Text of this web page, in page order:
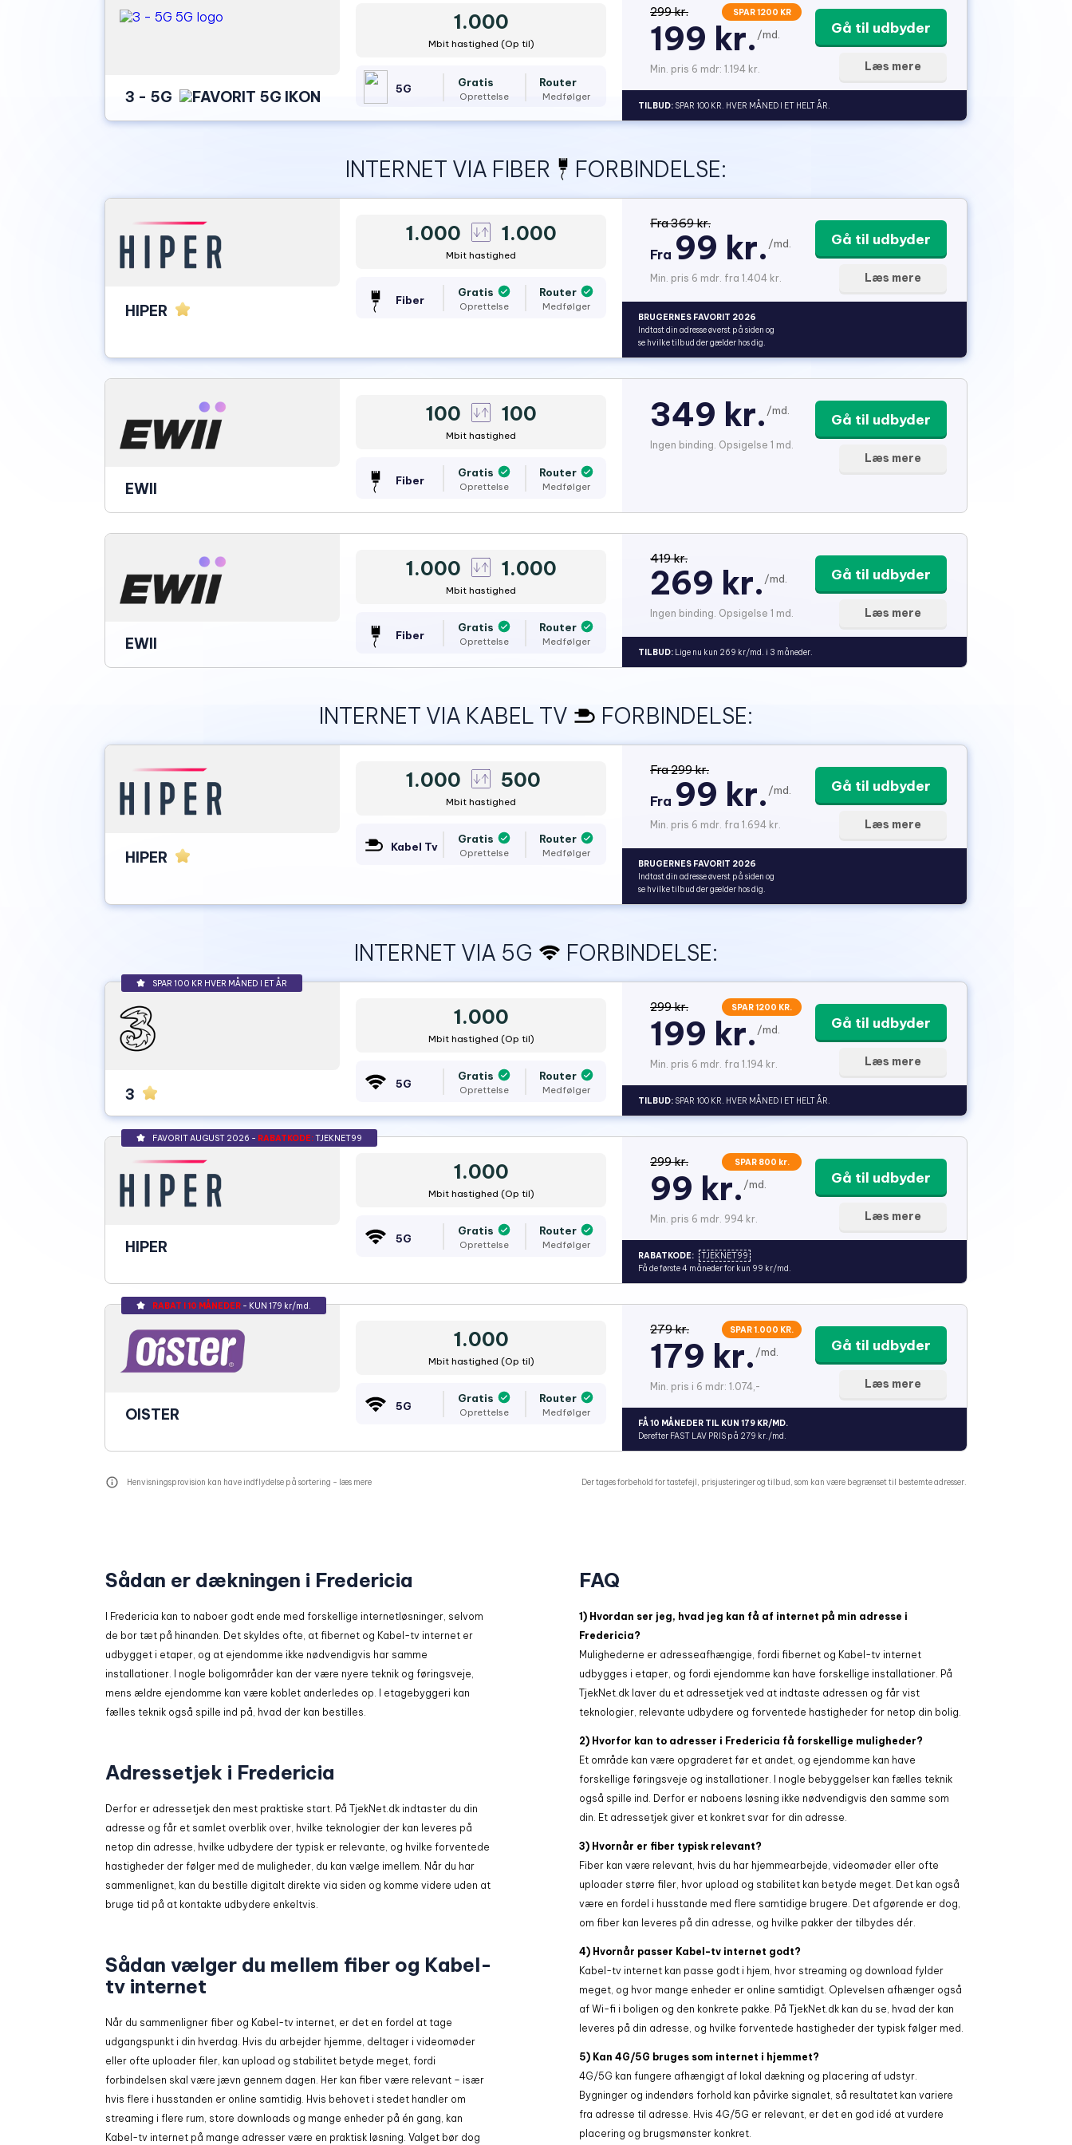
3 - 5G
1.000
Mbit hastighed (Op til)
5G Gratis
Oprettelse
Router
Medfølger
299 kr. SPAR 1200 KR
199 kr. /md.
Min. pris 6 mdr: 1.194 kr.
Gå til udbyder
Læs mere
TILBUD: SPAR 100 KR. HVER MÅNED I ET HELT ÅR.
INTERNET VIA FIBER FORBINDELSE:
HIPER
1.000 1.000
Mbit hastighed
Fiber
Gratis
Oprettelse
Router
Medfølger
Fra 369 kr.
Fra 99 kr. /md.
Min. pris 6 mdr. fra 1.404 kr.
Gå til udbyder
Læs mere
BRUGERNES FAVORIT 2026
Indtast din adresse øverst på siden og
se hvilke tilbud der gælder hos dig.
EWII
100 100
Mbit hastighed
Fiber
Gratis
Oprettelse
Router
Medfølger
349 kr. /md.
Ingen binding. Opsigelse 1 md.
Gå til udbyder
Læs mere
EWII
1.000 1.000
Mbit hastighed
Fiber
Gratis
Oprettelse
Router
Medfølger
419 kr.
269 kr. /md.
Ingen binding. Opsigelse 1 md.
Gå til udbyder
Læs mere
TILBUD: Lige nu kun 269 kr/md. i 3 måneder.
INTERNET VIA KABEL TV FORBINDELSE:
HIPER
1.000 500
Mbit hastighed
Kabel Tv
Gratis
Oprettelse
Router
Medfølger
Fra 299 kr.
Fra 99 kr. /md.
Min. pris 6 mdr. fra 1.694 kr.
Gå til udbyder
Læs mere
BRUGERNES FAVORIT 2026
Indtast din adresse øverst på siden og
se hvilke tilbud der gælder hos dig.
INTERNET VIA 5G FORBINDELSE:
SPAR 100 KR HVER MÅNED I ET ÅR
3
1.000
Mbit hastighed (Op til)
5G
Gratis
Oprettelse
Router
Medfølger
299 kr. SPAR 1200 KR.
199 kr. /md.
Min. pris 6 mdr. fra 1.194 kr.
Gå til udbyder
Læs mere
TILBUD: SPAR 100 KR. HVER MÅNED I ET HELT ÅR.
FAVORIT AUGUST 2026 - RABATKODE:TJEKNET99
HIPER
1.000
Mbit hastighed (Op til)
5G
Gratis
Oprettelse
Router
Medfølger
299 kr. SPAR 800 kr.
99 kr. /md.
Min. pris 6 mdr. 994 kr.
Gå til udbyder
Læs mere
RABATKODE:
TJEKNET99
Få de første 4 måneder for kun 99 kr/md.
RABAT I 10 MÅNEDER - KUN 179 kr/md.
OISTER
1.000
Mbit hastighed (Op til)
5G
Gratis
Oprettelse
Router
Medfølger
279 kr. SPAR 1.000 KR.
179 kr. /md.
Min. pris i 6 mdr: 1.074,-
Gå til udbyder
Læs mere
FÅ 10 MÅNEDER TIL KUN 179 KR/MD.
Derefter FAST LAV PRIS på 279 kr./md.
Henvisningsprovision kan have indflydelse på sortering - læs mere Der tages forbehold for tastefejl, prisjusteringer og tilbud, som kan være begrænset til bestemte adresser.
Sådan er dækningen i Fredericia
I Fredericia kan to naboer godt ende med forskellige internetløsninger, selvom
de bor tæt på hinanden. Det skyldes ofte, at fibernet og Kabel-tv internet er
udbygget i etaper, og at ejendomme ikke nødvendigvis har samme
installationer. I nogle boligområder kan der være nyere teknik og føringsveje,
mens ældre ejendomme kan være koblet anderledes op. I etagebyggeri kan
fælles teknik også spille ind på, hvad der kan bestilles.
Adressetjek i Fredericia
Derfor er adressetjek den mest praktiske start. På TjekNet.dk indtaster du din
adresse og får et samlet overblik over, hvilke teknologier der kan leveres på
netop din adresse, hvilke udbydere der typisk er relevante, og hvilke forventede
hastigheder der følger med de muligheder, du kan vælge imellem. Når du har
sammenlignet, kan du bestille digitalt direkte via siden og komme videre uden at
bruge tid på at kontakte udbydere enkeltvis.
Sådan vælger du mellem fiber og Kabel-
tv internet
Når du sammenligner fiber og Kabel-tv internet, er det en fordel at tage
udgangspunkt i din hverdag. Hvis du arbejder hjemme, deltager i videomøder
eller ofte uploader filer, kan upload og stabilitet betyde meget, fordi
forbindelsen skal være jævn gennem dagen. Her kan fiber være relevant – især
hvis flere i husstanden er online samtidig. Hvis behovet i stedet handler om
streaming i flere rum, store downloads og mange enheder på én gang, kan
Kabel-tv internet på mange adresser være en praktisk løsning. Valget bør dog
FAQ
1) Hvordan ser jeg, hvad jeg kan få af internet på min adresse i
Fredericia?
Mulighederne er adresseafhængige, fordi fibernet og Kabel-tv internet
udbygges i etaper, og fordi ejendomme kan have forskellige installationer. På
TjekNet.dk laver du et adressetjek ved at indtaste adressen og får vist
teknologier, relevante udbydere og forventede hastigheder for netop din bolig.
2) Hvorfor kan to adresser i Fredericia få forskellige muligheder?
Et område kan være opgraderet før et andet, og ejendomme kan have
forskellige føringsveje og installationer. I nogle bebyggelser kan fælles teknik
også spille ind. Derfor er naboens løsning ikke nødvendigvis den samme som
din. Et adressetjek giver et konkret svar for din adresse.
3) Hvornår er fiber typisk relevant?
Fiber kan være relevant, hvis du har hjemmearbejde, videomøder eller ofte
uploader større filer, hvor upload og stabilitet kan betyde meget. Det kan også
være en fordel i husstande med flere samtidige brugere. Det afgørende er dog,
om fiber kan leveres på din adresse, og hvilke pakker der tilbydes dér.
4) Hvornår passer Kabel-tv internet godt?
Kabel-tv internet kan passe godt i hjem, hvor streaming og download fylder
meget, og hvor mange enheder er online samtidigt. Oplevelsen afhænger også
af Wi-fi i boligen og den konkrete pakke. På TjekNet.dk kan du se, hvad der kan
leveres på din adresse, og hvilke forventede hastigheder der typisk følger med.
5) Kan 4G/5G bruges som internet i hjemmet?
4G/5G kan fungere afhængigt af lokal dækning og placering af udstyr.
Bygninger og indendørs forhold kan påvirke signalet, så resultatet kan variere
fra adresse til adresse. Hvis 4G/5G er relevant, er det en god idé at vurdere
placering og brugsmønster konkret.